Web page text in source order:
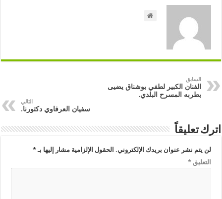
السابق
الفنان الكبير لطفي بوشناق يضيى
بطربه المسرح البلدي.
التالي
سفيان العرفاوي دكتورنا.
اترك تعليقاً
لن يتم نشر عنوان بريدك الإلكتروني. الحقول الإلزامية مشار إليها بـ*
التعليق*